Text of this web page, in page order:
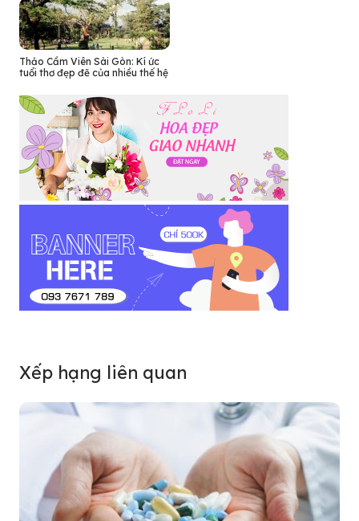
Thảo Cầm Viên Sài Gòn: Kí ức
tuổi thơ đẹp đẽ của nhiều thế hệ
Xếp hạng liên quan